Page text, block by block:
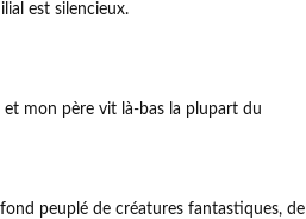
est silencieux.
et mon père vit là-bas la plupart du
peuplé de créatures fantastiques, de